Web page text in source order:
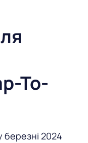
To-
березні 2024